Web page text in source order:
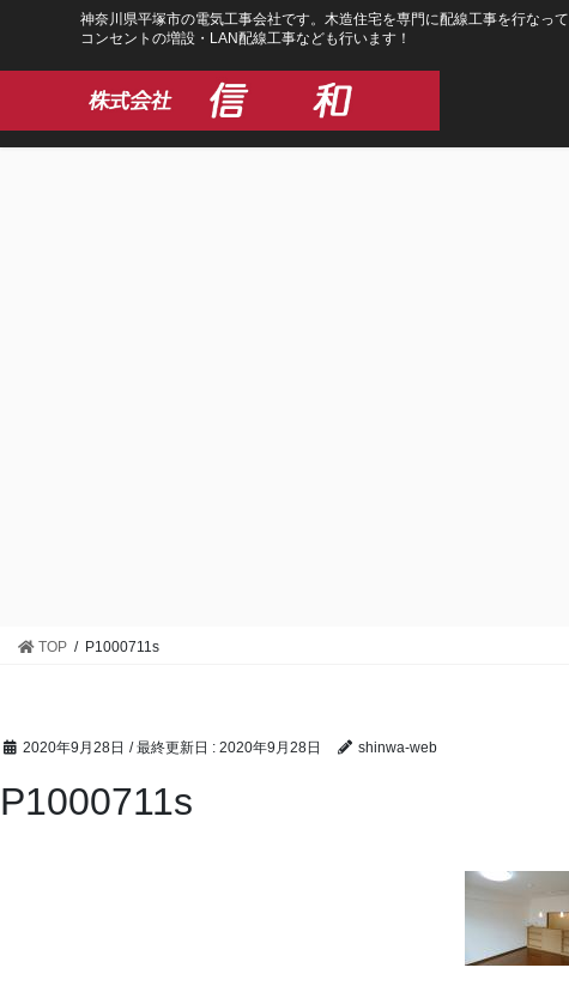
テ
ツ
ゲ
シ
神奈川県平塚市の電気工事会社です。木造住宅を専門に配線工事を行なっ
コンセントの増設・LAN配線工事なども行います！
TOP P1000711s
2020年9月28日 / 最終更新日 : 2020年9月28日 shinwa-web
P1000711s